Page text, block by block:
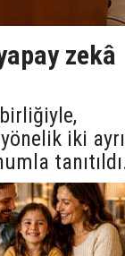
zekâ
iki ayrı